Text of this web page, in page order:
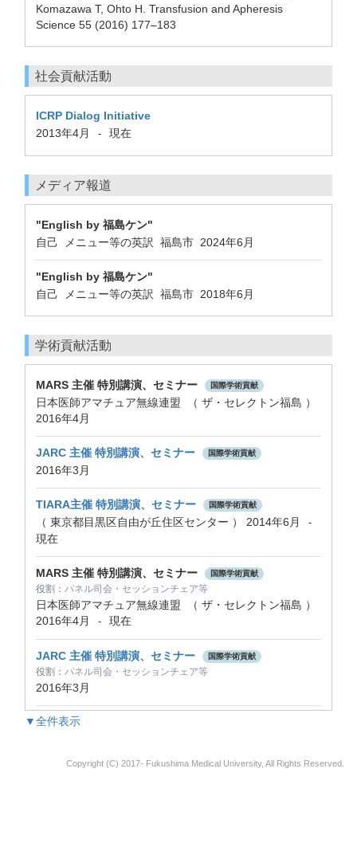
Komazawa T, Ohto H. Transfusion and Apheresis
Science 55 (2016) 177–183
社会貢献活動
ICRP Dialog Initiative
2013年4月
- 現在
メディア報道
"English by 福島ケン"
自己 メニュー等の英訳 福島市 2024年6月
"English by 福島ケン"
自己 メニュー等の英訳 福島市 2018年6月
学術貢献活動
MARS 主催 特別講演、セミナー 国際学術貢献
日本医師アマチュア無線連盟 （ ザ・セレクトン福島 ）
2016年4月
JARC 主催 特別講演、セミナー 国際学術貢献
2016年3月
TIARA主催 特別講演、セミナー 国際学術貢献
（ 東京都目黒区自由が丘住区センター ） 2014年6月 -
現在
MARS 主催 特別講演、セミナー 国際学術貢献
役割： パネル司会・セッションチェア等
日本医師アマチュア無線連盟 （ ザ・セレクトン福島 ）
2016年4月
- 現在
JARC 主催 特別講演、セミナー 国際学術貢献
役割： パネル司会・セッションチェア等
2016年3月
▼全件表示
Copyright (C) 2017- Fukushima Medical University, All Rights Reserved.